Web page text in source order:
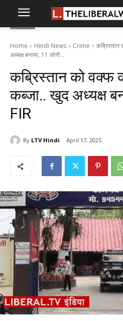
Home Hindi News Crime
कब्रिस्तान
अध्यक्ष बनाया, 11 लोगों...
कब्रिस्तान को वक्फ
कब्जा.. खुद अध्यक्ष
FIR
By LTV Hindi April 17, 2025